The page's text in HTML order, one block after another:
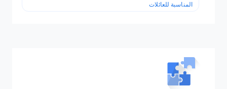
المناسبة للعائلات